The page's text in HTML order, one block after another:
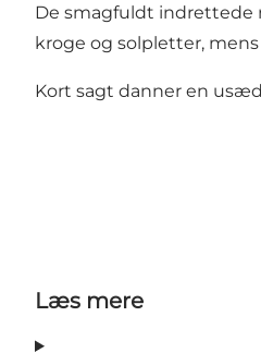
De smagfuldt indrettede
kroge og solpletter,
Kort sagt danner en
Læs mere